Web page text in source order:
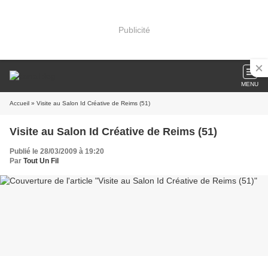
Publicité
MENU
Accueil » Visite au Salon Id Créative de Reims (51)
Visite au Salon Id Créative de Reims (51)
Publié le 28/03/2009 à 19:20
Par Tout Un Fil